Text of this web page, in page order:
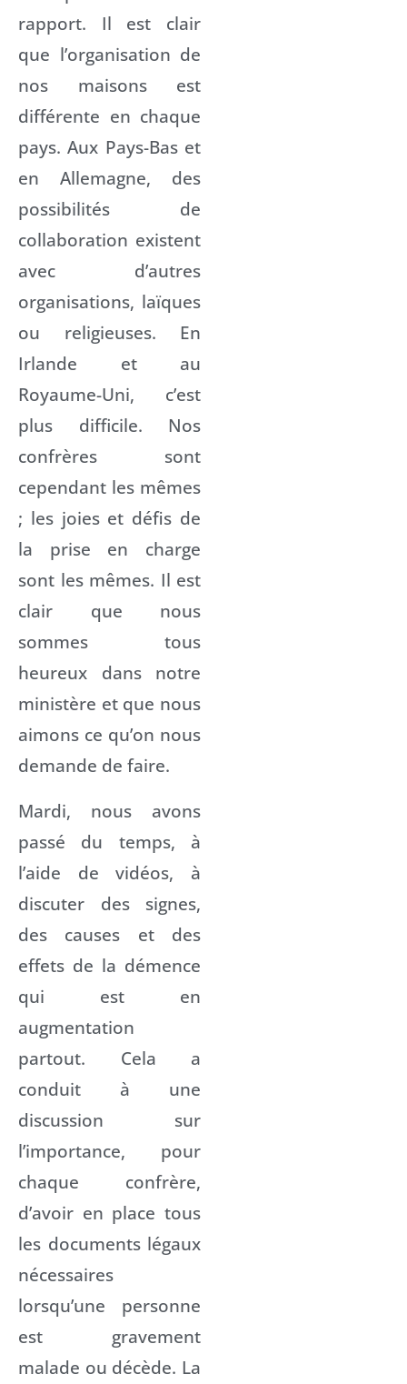
rapport. Il est clair
que l’organisation de
nos maisons est
différente en chaque
pays. Aux Pays-Bas et
en Allemagne, des
possibilités de
collaboration existent
avec d’autres
organisations, laïques
ou religieuses. En
Irlande et au
Royaume-Uni, c’est
plus difficile. Nos
confrères sont
cependant les mêmes
; les joies et défis de
la prise en charge
sont les mêmes. Il est
clair que nous
sommes tous
heureux dans notre
ministère et que nous
aimons ce qu’on nous
demande de faire.
Mardi, nous avons
passé du temps, à
l’aide de vidéos, à
discuter des signes,
des causes et des
effets de la démence
qui est en
augmentation
partout. Cela a
conduit à une
discussion sur
l’importance, pour
chaque confrère,
d’avoir en place tous
les documents légaux
nécessaires
lorsqu’une personne
est gravement
malade ou décède. La